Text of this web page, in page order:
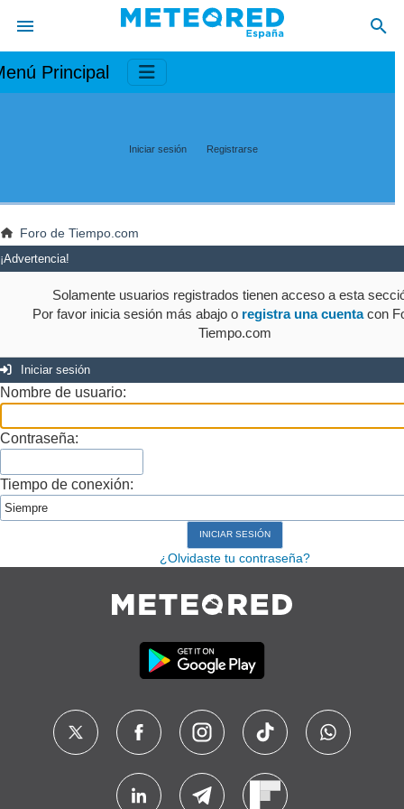
Principal
Iniciar sesión Registrarse
Foro de Tiempo.com
¡Advertencia!
Solamente usuarios registrados tienen acceso a esta
Por favor inicia sesión más abajo o registra una cuentacon
Tiempo.com
Iniciar sesión
Nombre de usuario:
Contraseña:
Tiempo de conexión:
¿Olvidaste tu contraseña?